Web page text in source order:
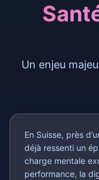
Un enjeu
En Suisse, près
déjà ressenti un
charge mentale
performance, la